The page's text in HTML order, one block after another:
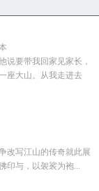
说要带我回家见家长，
座大山。从我走进去
改写江山的传奇就此展
印与，以袈裟为袍...